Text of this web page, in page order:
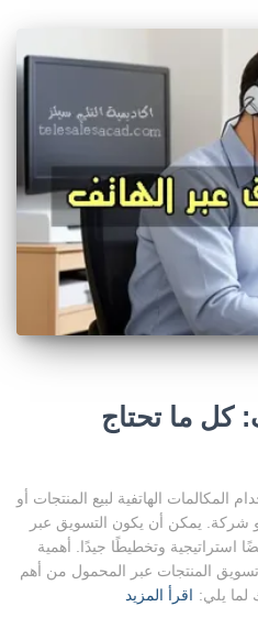
كل ما تحتاج
المكالمات الهاتفية لبيع المنتجات أو
أو شركة. يمكن أن يكون التسويق عبر
استراتيجية وتخطيطًا جيدًا. أهمية
المنتجات عبر المحمول من أهم
لما يلي: اقرأ المزيد